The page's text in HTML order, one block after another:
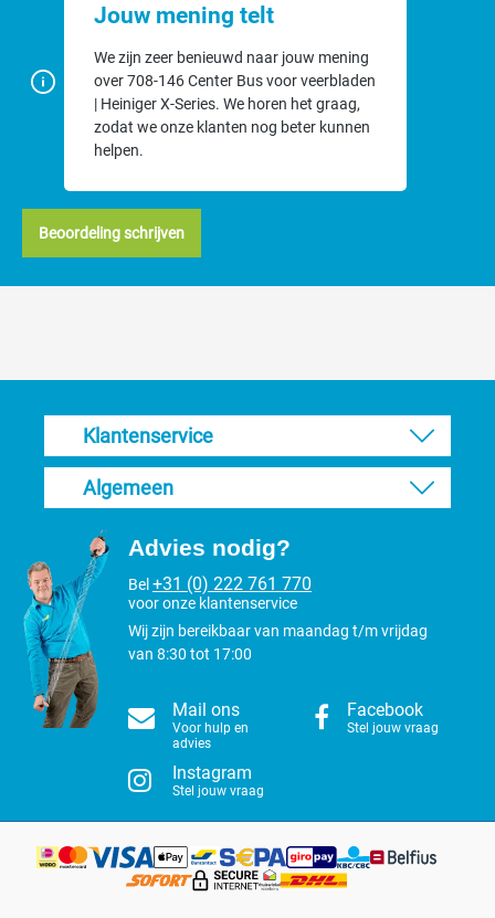
Jouw mening telt
We zijn zeer benieuwd naar jouw mening
over 708-146 Center Bus voor veerbladen
| Heiniger X-Series. We horen het graag,
zodat we onze klanten nog beter kunnen
helpen.
Beoordeling schrijven
Klantenservice
Algemeen
Advies nodig?
Bel+31 (0) 222 761 770
voor onze klantenservice
Wij zijn bereikbaar van maandag t/m vrijdag
van 8:30 tot 17:00
Mail ons
Voor hulp en
advies
Facebook
Stel jouw vraag
Instagram
Stel jouw vraag